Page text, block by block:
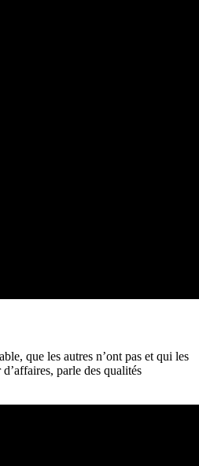
que les autres n’ont pas et qui les
parle des qualités